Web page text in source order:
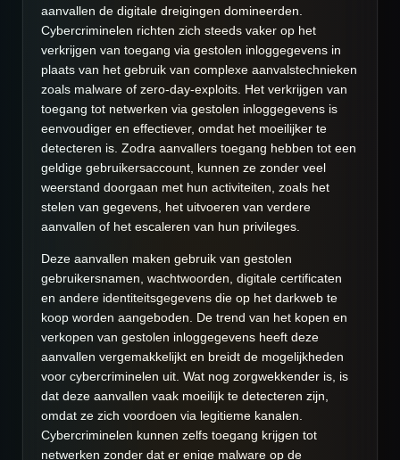
aanvallen de digitale dreigingen domineerden.
Cybercriminelen richten zich steeds vaker op het
verkrijgen van toegang via gestolen inloggegevens in
plaats van het gebruik van complexe aanvalstechnieken
zoals malware of zero-day-exploits. Het verkrijgen van
toegang tot netwerken via gestolen inloggegevens is
eenvoudiger en effectiever, omdat het moeilijker te
detecteren is. Zodra aanvallers toegang hebben tot een
geldige gebruikersaccount, kunnen ze zonder veel
weerstand doorgaan met hun activiteiten, zoals het
stelen van gegevens, het uitvoeren van verdere
aanvallen of het escaleren van hun privileges.
Deze aanvallen maken gebruik van gestolen
gebruikersnamen, wachtwoorden, digitale certificaten
en andere identiteitsgegevens die op het darkweb te
koop worden aangeboden. De trend van het kopen en
verkopen van gestolen inloggegevens heeft deze
aanvallen vergemakkelijkt en breidt de mogelijkheden
voor cybercriminelen uit. Wat nog zorgwekkender is, is
dat deze aanvallen vaak moeilijk te detecteren zijn,
omdat ze zich voordoen via legitieme kanalen.
Cybercriminelen kunnen zelfs toegang krijgen tot
netwerken zonder dat er enige malware op de